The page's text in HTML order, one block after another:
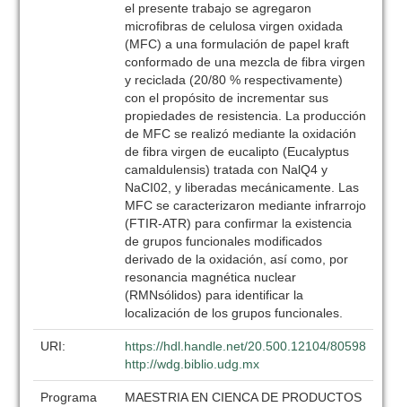
el presente trabajo se agregaron
microfibras de celulosa virgen oxidada
(MFC) a una formulación de papel kraft
conformado de una mezcla de fibra virgen
y reciclada (20/80 % respectivamente)
con el propósito de incrementar sus
propiedades de resistencia. La producción
de MFC se realizó mediante la oxidación
de fibra virgen de eucalipto (Eucalyptus
camaldulensis) tratada con NalQ4 y
NaCI02, y liberadas mecánicamente. Las
MFC se caracterizaron mediante infrarrojo
(FTIR-ATR) para confirmar la existencia
de grupos funcionales modificados
derivado de la oxidación, así como, por
resonancia magnética nuclear
(RMNsólidos) para identificar la
localización de los grupos funcionales.
URI:
https://hdl.handle.net/20.500.12104/80598
http://wdg.biblio.udg.mx
Programa
MAESTRIA EN CIENCA DE PRODUCTOS